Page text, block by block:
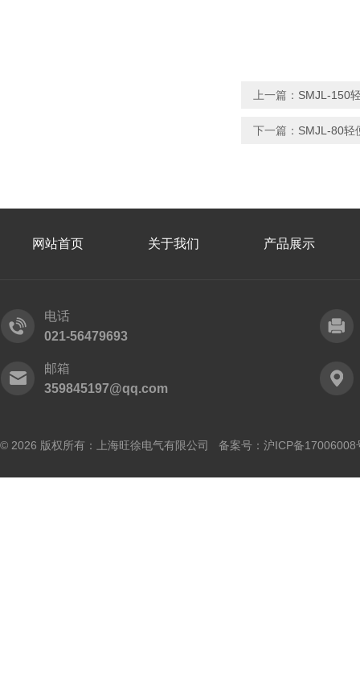
上一篇： SMJL-150
下一篇： SMJL-80轻
网站首页 关于我们 产品展示
电话
021-56479693
邮箱
359845197@qq.com
© 2026 版权所有：上海旺徐电气有限公司 备案号： 沪ICP备17006008